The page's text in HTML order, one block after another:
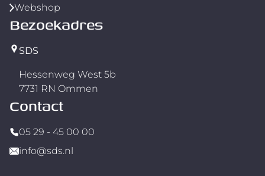
Webshop
Bezoekadres
SDS
Hessenweg West 5b
7731 RN Ommen
Contact
05 29 - 45 00 00
info@sds.nl